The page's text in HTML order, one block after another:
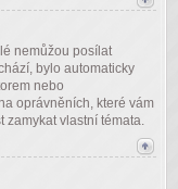
nemůžou posílat
bylo automaticky
nebo
oprávněních, které vám
zamykat vlastní témata.